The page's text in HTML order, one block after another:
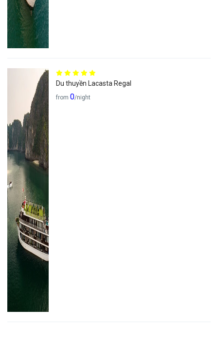
Du thuyền Lacasta Regal
from 0/night